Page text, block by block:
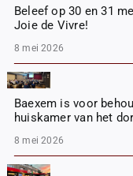
Beleef op 30 en 31
Joie de Vivre!
8 mei 2026
Baexem is voor
huiskamer van het
8 mei 2026